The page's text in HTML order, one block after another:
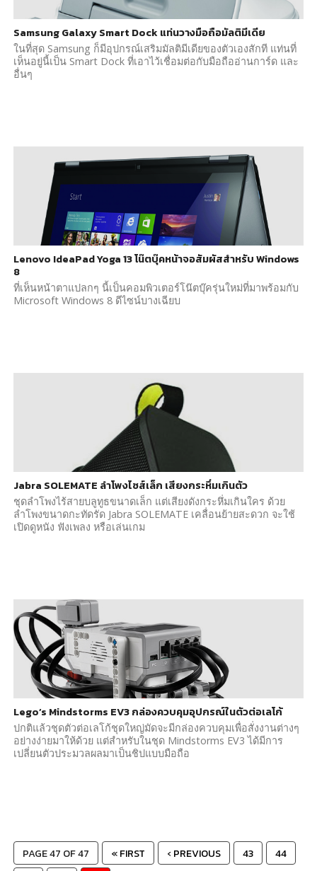
Samsung Galaxy Smart Dock แท่นวางมือถือมัลติมีเดีย
ในที่สุด Samsung ก็มีอุปกรณ์เสริมมัลติมีเดียของตัวเองสักที แท่นที่
เห็นอยู่นี้เป็น Smart Dock ที่เอาไว้เชื่อมต่อกับมือถืออ่านการ์ด และ
อื่นๆ
Lenovo IdeaPad Yoga 13 โน๊ตบุ๊คหน้าจอสัมผัสสำหรับ Windows
8
ที่เห็นหน้าตาแปลกๆ นี้เป็นคอมพิวเตอร์โน๊ตบุ๊ครุ่นใหม่ที่มาพร้อมกับ
Microsoft Windows 8 ดีไซน์บางเฉียบ
Jabra SOLEMATE ลำโพงไซส์เล็ก เสียงกระหึ่มเกินตัว
ชุดลำโพงไร้สายบลูทูธขนาดเล็ก แต่เสียงดังกระหึ่มเกินใคร ด้วย
ลำโพงขนาดกะทัดรัด Jabra SOLEMATE เคลื่อนย้ายสะดวก จะใช้
เปิดดูหนัง ฟังเพลง หรือเล่นเกม
Lego’s Mindstorms EV3 กล่องควบคุมอุปกรณ์ในตัวต่อเลโก้
ปกติแล้วชุดตัวต่อเลโก้ชุดใหญ่มัดจะมีกล่องควบคุมเพื่อสั่งงานต่างๆ
อย่างง่ายมาให้ด้วย แต่สำหรับในชุด Mindstorms EV3 ได้มีการ
เปลี่ยนตัวประมวลผลมาเป็นชิปแบบมือถือ
PAGE 47 OF 47 « FIRST ‹ PREVIOUS 43
44